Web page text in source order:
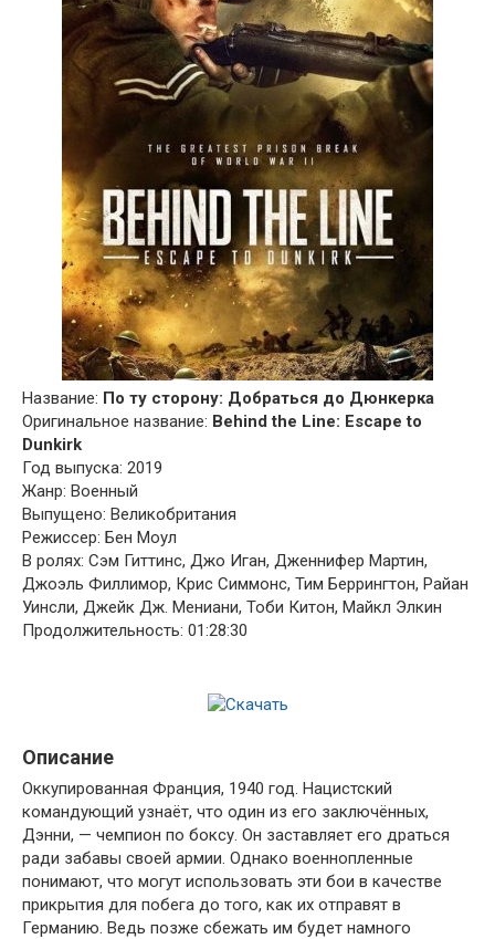
Название: По ту сторону: Добраться до Дюнкерка
Оригинальное название: Behind the Line: Escape to
Dunkirk
Год выпуска: 2019
Жанр: Военный
Выпущено: Великобритания
Режиссер: Бен Моул
В ролях: Сэм Гиттинс, Джо Иган, Дженнифер Мартин,
Джоэль Филлимор, Крис Симмонс, Тим Беррингтон, Райан
Уинсли, Джейк Дж. Мениани, Тоби Китон, Майкл Элкин
Продолжительность: 01:28:30
Описание
Оккупированная Франция, 1940 год. Нацистский
командующий узнаёт, что один из его заключённых,
Дэнни, — чемпион по боксу. Он заставляет его драться
ради забавы своей армии. Однако военнопленные
понимают, что могут использовать эти бои в качестве
прикрытия для побега до того, как их отправят в
Германию. Ведь позже сбежать им будет намного